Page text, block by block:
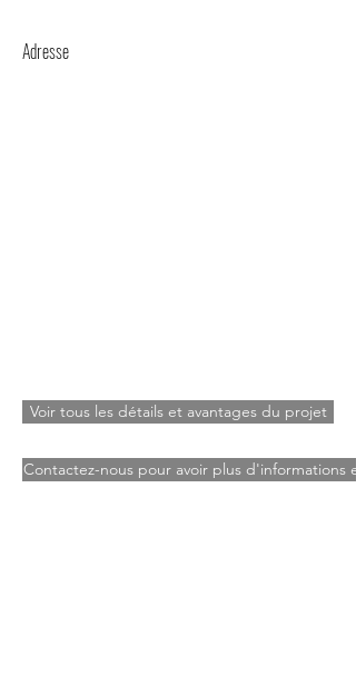
Adresse
Voir tous les détails et avantages du projet
Contactez-nous pour avoir plus d'informations